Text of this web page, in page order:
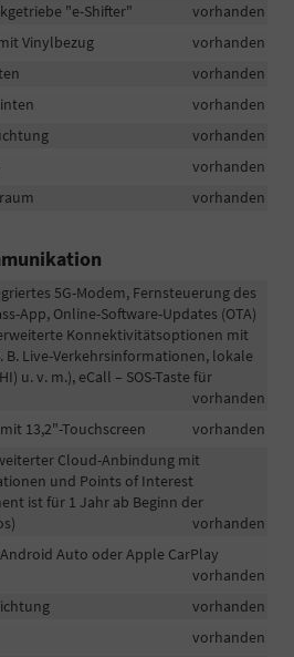
"e-Shifter"
vorhanden
Vinylbezug
vorhanden
vorhanden
vorhanden
vorhanden
vorhanden
vorhanden
5G-Modem, Fernsteuerung des
App, Online-Software-Updates (OTA)
Konnektivitätsoptionen mit
B. Live-Verkehrsinformationen, lokale
u. v. m.), eCall – SOS-Taste für
vorhanden
13,2"-Touchscreen
vorhanden
Cloud-Anbindung mit
und Points of Interest
ist für 1 Jahr ab Beginn der
vorhanden
Auto oder Apple CarPlay
vorhanden
vorhanden
vorhanden